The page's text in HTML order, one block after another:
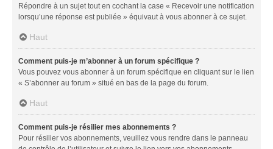
Répondre à un sujet tout en cochant la case « Recevoir une notification
lorsqu’une réponse est publiée » équivaut à vous abonner à ce sujet.
Haut
Comment puis-je m’abonner à un forum spécifique ?
Vous pouvez vous abonner à un forum spécifique en cliquant sur le lien
« S’abonner au forum » situé en bas de la page du forum.
Haut
Comment puis-je résilier mes abonnements ?
Pour résilier vos abonnements, veuillez vous rendre dans le panneau